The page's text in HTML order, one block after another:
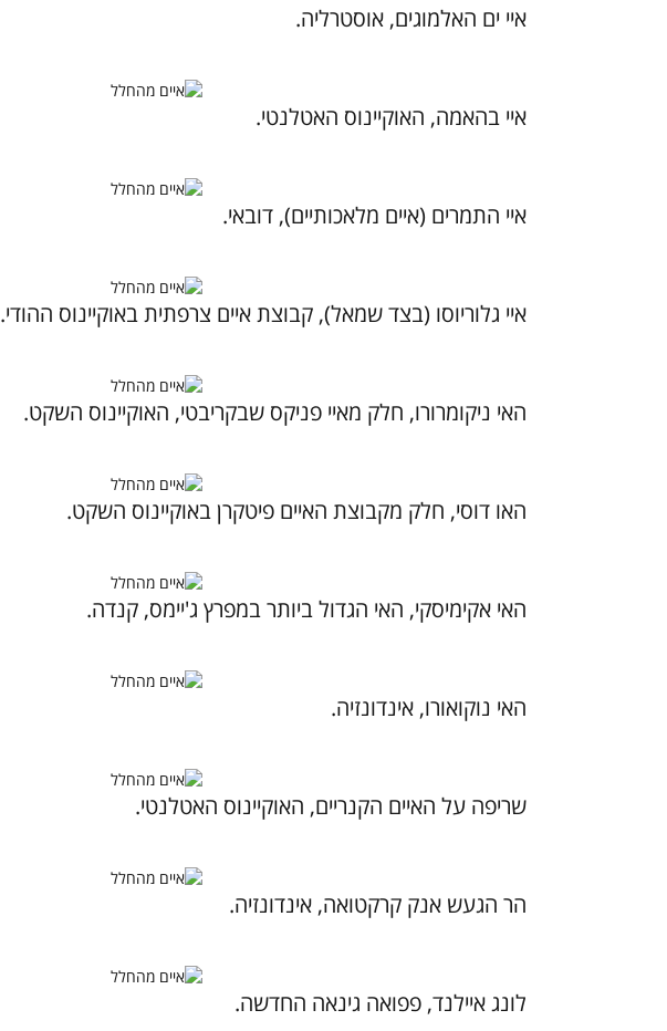
איי ים האלמוגים, אוסטרליה.
איי בהאמה, האוקיינוס האטלנטי.
איי התמרים (איים מלאכותיים), דובאי.
איי גלוריוסו (בצד שמאל), קבוצת איים צרפתית באוקיינוס ההודי.
האי ניקומרורו, חלק מאיי פניקס שבקריבטי, האוקיינוס השקט.
האו דוסי, חלק מקבוצת האיים פיטקרן באוקיינוס השקט.
האי אקימיסקי, האי הגדול ביותר במפרץ ג'יימס, קנדה.
האי נוקואורו, אינדונזיה.
שריפה על האיים הקנריים, האוקיינוס האטלנטי.
הר הגעש אנק קרקטואה, אינדונזיה.
לונג איילנד, פפואה גינאה החדשה.